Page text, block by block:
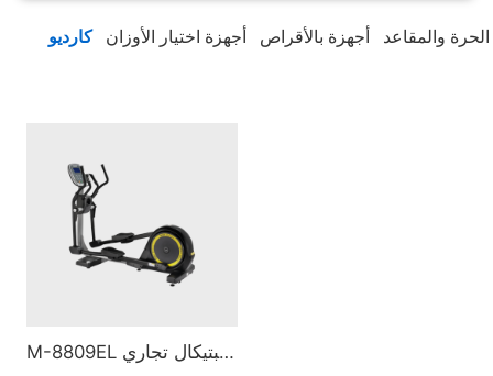
كارديو أجهزة اختيار الأوزان أجهزة بالأقراص الحرة والمقاعد
M-8809EL جهاز إليبتيكال تجاري